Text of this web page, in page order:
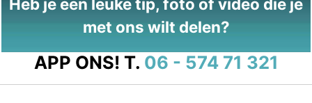
Heb je een leuke tip, foto of video die je
met ons wilt delen?
APP ONS! T. 06 - 574 71 321